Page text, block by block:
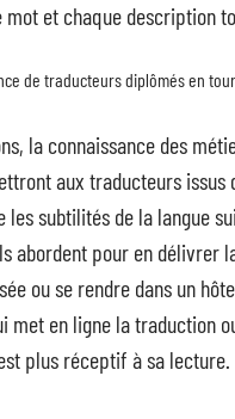
et chaque description
de traducteurs diplômés en
la connaissance des
aux traducteurs
les subtilités de la langue
abordent pour en délivrer
ou se rendre dans un
met en ligne la traduction
plus réceptif à sa lecture.